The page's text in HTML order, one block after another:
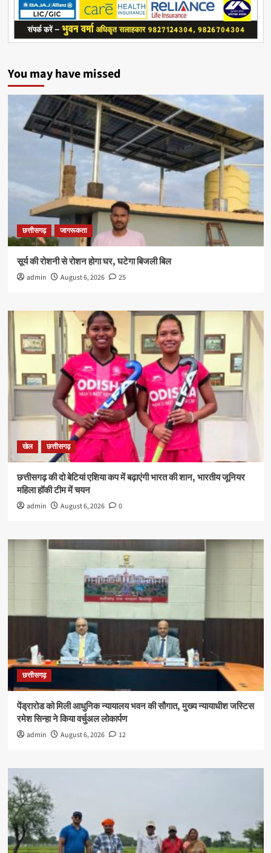
You may have missed
छत्तीसगढ़ जागरूकता
सूर्य की रोशनी से रोशन होगा घर, घटेगा बिजली बिल
admin August 6, 2026 25
खेल छत्तीसगढ़
छत्तीसगढ़ की दो बेटियां एशिया कप में बढ़ाएंगी भारत की शान, भारतीय जूनियर
महिला हॉकी टीम में चयन
admin August 6, 2026 0
छत्तीसगढ़
पेंड्रारोड को मिली आधुनिक न्यायालय भवन की सौगात, मुख्य न्यायाधीश जस्टिस
रमेश सिन्हा ने किया वर्चुअल लोकार्पण
admin August 6, 2026 12